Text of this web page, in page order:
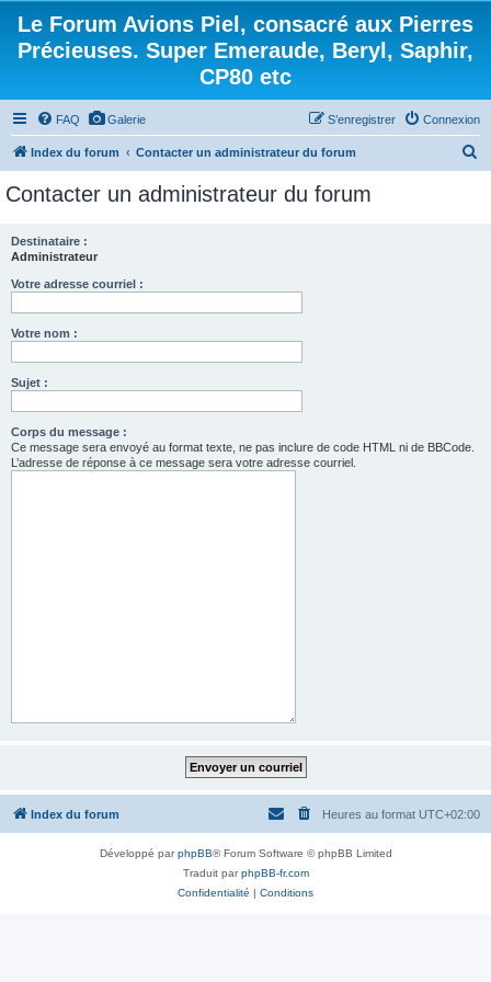
Le Forum Avions Piel, consacré aux Pierres
Précieuses. Super Emeraude, Beryl, Saphir,
CP80 etc
FAQ Galerie Connexion
S’enregistrer
Index du forum Contacter un administrateur du forum
Contacter un administrateur du forum
Destinataire :
Administrateur
Votre adresse courriel :
Votre nom :
Sujet :
Corps du message :
Ce message sera envoyé au format texte, ne pas inclure de code HTML ni de BBCode.
L’adresse de réponse à ce message sera votre adresse courriel.
Index du forum Heures au format UTC+02:00
Développé parphpBB® Forum Software © phpBB Limited
Traduit parphpBB-fr.com
Confidentialité | Conditions